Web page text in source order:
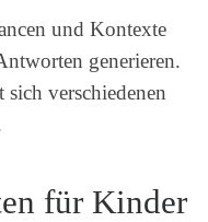
und Kontexte
generieren.
verschiedenen
für Kinder